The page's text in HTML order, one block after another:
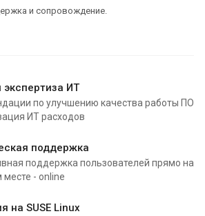
и сопровождение.
экспертиза ИТ
по улучшению качества работы ПО
ИТ расходов
поддержка
поддержка пользователей прямо на
месте - online
на SUSE Linux